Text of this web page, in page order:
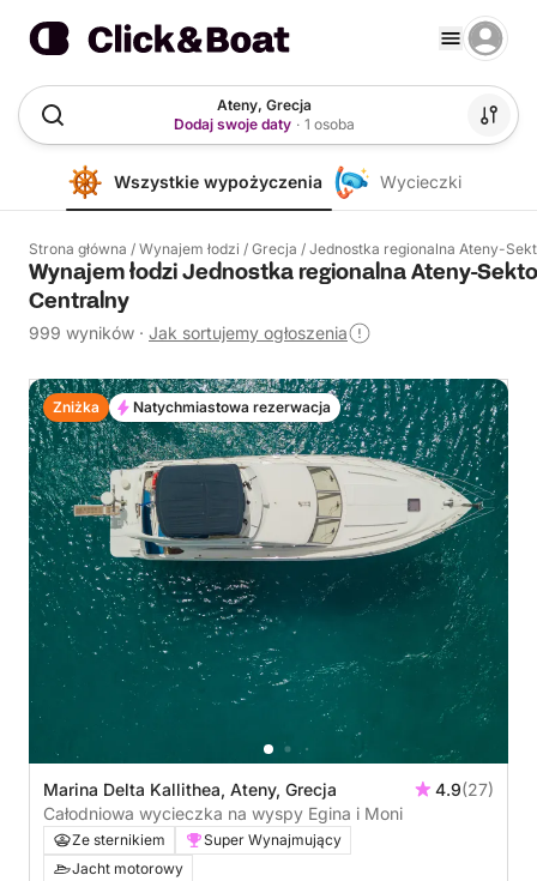
Ateny, Grecja
Dodaj swoje daty · 1 osoba
Wszystkie wypożyczenia Wycieczki
Strona główna / Wynajem łodzi / Grecja / Jednostka regionalna Ateny-
Wynajem łodzi Jednostka regionalna Ateny-
Centralny
999 wyników · Jak sortujemy ogłoszenia
Marina Delta Kallithea, Ateny, Grecja 4.9(27)
Całodniowa wycieczka na wyspy Egina i Moni
Ze sternikiem
Super Wynajmujący
Jacht motorowy
Zniżka Natychmiastowa rezerwacja